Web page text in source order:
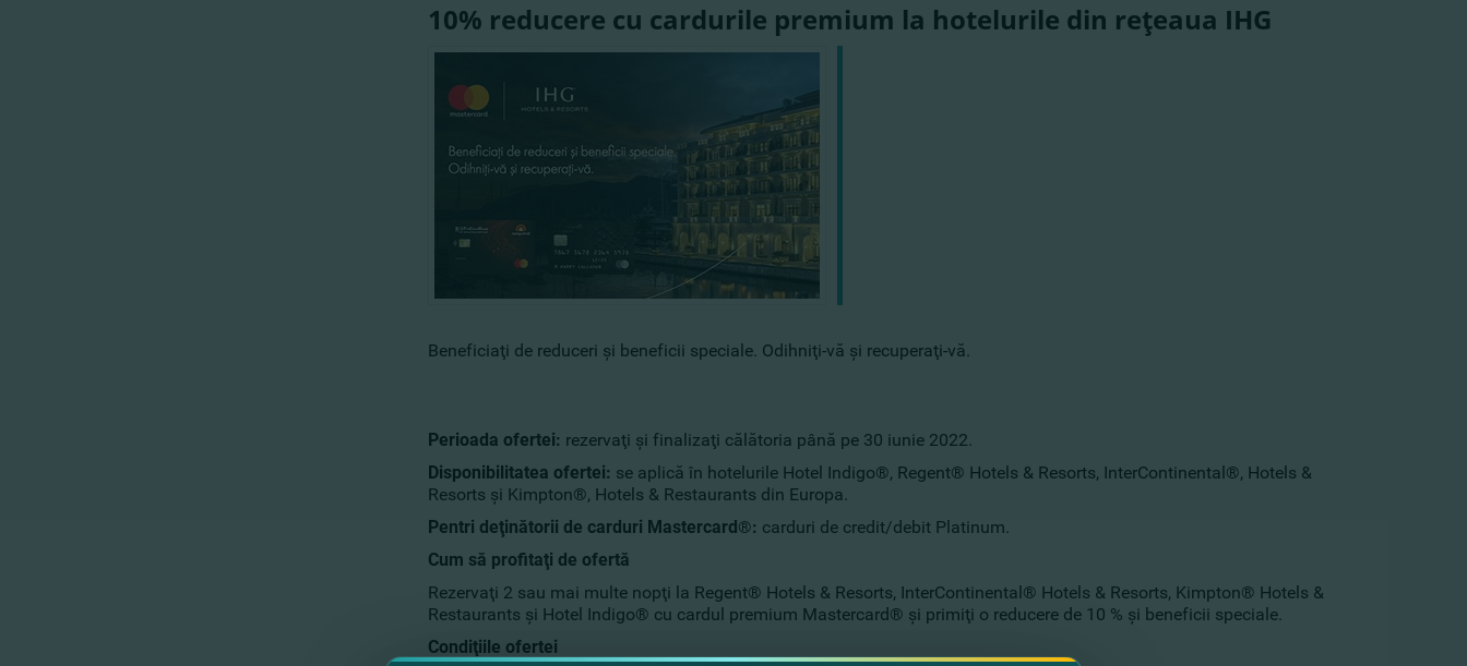
10% reducere cu cardurile premium la hotelurile din reţeaua IHG
Beneficiaţi de reduceri şi beneficii speciale. Odihniţi-vă şi recuperaţi-vă.
Perioada ofertei: rezervaţi şi finalizaţi călătoria până pe 30 iunie 2022.
Disponibilitatea ofertei: se aplică în hotelurile Hotel Indigo®, Regent® Hotels & Resorts, InterContinental®, Hotels &
Resorts şi Kimpton®, Hotels & Restaurants din Europa.
Pentri deţinătorii de carduri Mastercard®: carduri de credit/debit Platinum.
Cum să profitaţi de ofertă
Rezervaţi 2 sau mai multe nopţi la Regent® Hotels & Resorts, InterContinental® Hotels & Resorts, Kimpton® Hotels &
Restaurants şi Hotel Indigo® cu cardul premium Mastercard® şi primiţi o reducere de 10 % şi beneficii speciale.
Condiţiile ofertei